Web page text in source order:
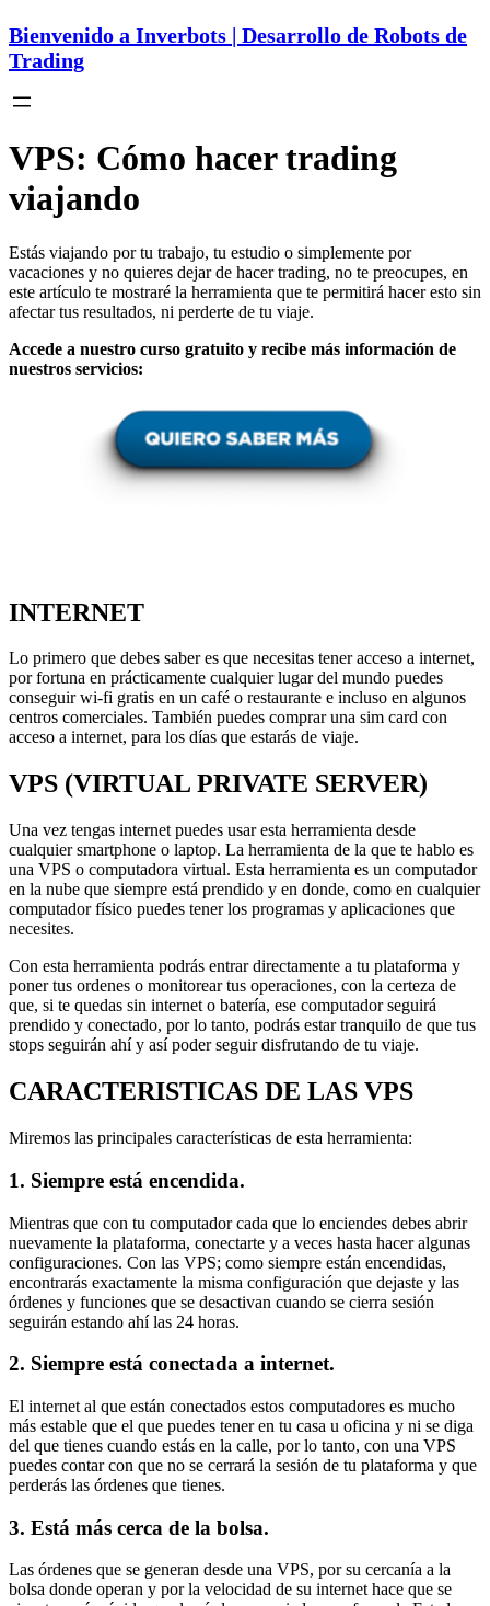
Bienvenido a Inverbots | Desarrollo de Robots de
Trading
VPS: Cómo hacer trading
viajando
Estás viajando por tu trabajo, tu estudio o simplemente por
vacaciones y no quieres dejar de hacer trading, no te preocupes, en
este artículo te mostraré la herramienta que te permitirá hacer esto sin
afectar tus resultados, ni perderte de tu viaje.
Accede a nuestro curso gratuito y recibe más información de
nuestros servicios:
INTERNET
Lo primero que debes saber es que necesitas tener acceso a internet,
por fortuna en prácticamente cualquier lugar del mundo puedes
conseguir wi-fi gratis en un café o restaurante e incluso en algunos
centros comerciales. También puedes comprar una sim card con
acceso a internet, para los días que estarás de viaje.
VPS (VIRTUAL PRIVATE SERVER)
Una vez tengas internet puedes usar esta herramienta desde
cualquier smartphone o laptop. La herramienta de la que te hablo es
una VPS o computadora virtual. Esta herramienta es un computador
en la nube que siempre está prendido y en donde, como en cualquier
computador físico puedes tener los programas y aplicaciones que
necesites.
Con esta herramienta podrás entrar directamente a tu plataforma y
poner tus ordenes o monitorear tus operaciones, con la certeza de
que, si te quedas sin internet o batería, ese computador seguirá
prendido y conectado, por lo tanto, podrás estar tranquilo de que tus
stops seguirán ahí y así poder seguir disfrutando de tu viaje.
CARACTERISTICAS DE LAS VPS
Miremos las principales características de esta herramienta:
1. Siempre está encendida.
Mientras que con tu computador cada que lo enciendes debes abrir
nuevamente la plataforma, conectarte y a veces hasta hacer algunas
configuraciones. Con las VPS; como siempre están encendidas,
encontrarás exactamente la misma configuración que dejaste y las
órdenes y funciones que se desactivan cuando se cierra sesión
seguirán estando ahí las 24 horas.
2. Siempre está conectada a internet.
El internet al que están conectados estos computadores es mucho
más estable que el que puedes tener en tu casa u oficina y ni se diga
del que tienes cuando estás en la calle, por lo tanto, con una VPS
puedes contar con que no se cerrará la sesión de tu plataforma y que
perderás las órdenes que tienes.
3. Está más cerca de la bolsa.
Las órdenes que se generan desde una VPS, por su cercanía a la
bolsa donde operan y por la velocidad de su internet hace que se